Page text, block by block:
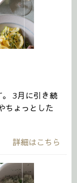
3月に引き続
ちょっとした
詳細はこちら